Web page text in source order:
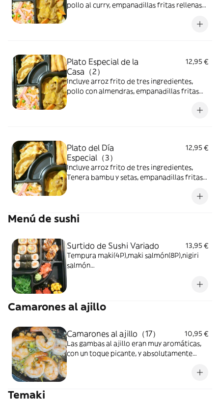
pollo al curry, empanadillas fritas rellenas
Plato Especial de la
Casa（2）
12,95 €
Incluye arroz frito de tres ingredientes,
pollo con almendras, empanadillas fritas
Plato del Día
Especial（3）
12,95 €
Incluye arroz frito de tres ingredientes,
Tenera bambu y setas, empanadillas fritas
Menú de sushi
Surtido de Sushi Variado
13,95 €
Tempura maki(4P),maki salmón(8P),nigiri
salmón
Camarones al ajillo
Camarones al ajillo（17）
10,95 €
Las gambas al ajillo eran muy aromáticas,
con un toque picante, y absolutamente
Temaki